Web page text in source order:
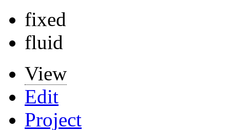
fixed
fluid
View
Edit
Project